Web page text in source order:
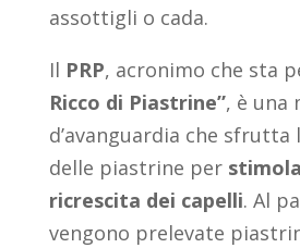
assottigli o cada.
Il PRP, acronimo che sta
Ricco di Piastrine”, è una
d’avanguardia che
delle piastrine per
ricrescita dei capelli. Al
vengono prelevate